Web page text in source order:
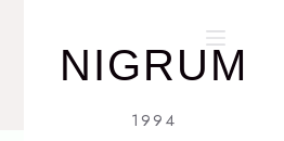
NIGRUM
1994